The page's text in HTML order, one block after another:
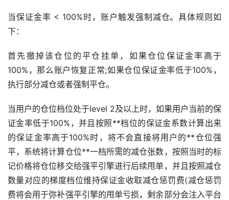
当保证金率 < 100%时，账户触发强制减仓。具体规则如
下：
首先撤掉该仓位的平仓挂单，如果仓位保证金率高于
100%，那么账户恢复正常;如果仓位保证金率低于100%，
执行部分减仓或者强制平仓。
当用户的仓位档位处于level 2及以上时，如果用户当前的保
证金率低于100%，并且按照**档位的保证金系数计算出来
的保证金率高于100%时，将不会直接将用户的**仓位强
平，系统将计算仓位**一档所需的减仓张数，按照当时的标
记价格将仓位移交给强平引擎进行后续甩单，并且按照减仓
数量对应的梯度档位维持保证金收取减仓惩罚费(减仓惩罚
费将会用于弥补强平引擎的甩单亏损，剩余部分会注入平台